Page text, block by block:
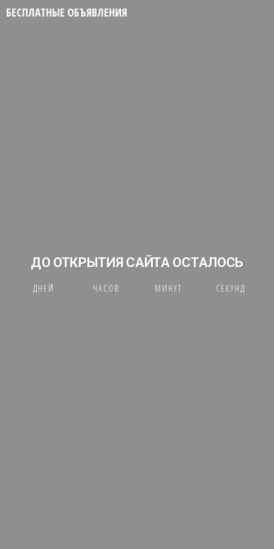
БЕСПЛАТНЫЕ ОБЪЯВЛЕНИЯ
ДО ОТКРЫТИЯ САЙТА ОСТАЛОСЬ
ДНЕЙ ЧАСОВ МИНУТ СЕКУНД